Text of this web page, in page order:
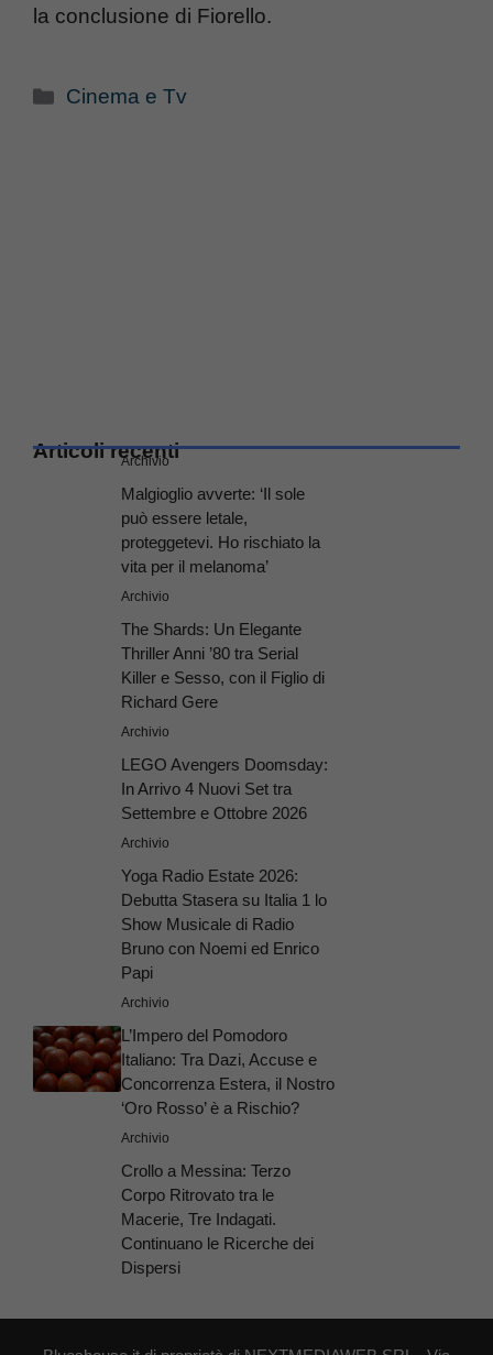
la conclusione di Fiorello.
Categorie
Cinema e Tv
Articoli recenti
Archivio
Malgioglio avverte: ‘Il sole
può essere letale,
proteggetevi. Ho rischiato la
vita per il melanoma’
Archivio
The Shards: Un Elegante
Thriller Anni ’80 tra Serial
Killer e Sesso, con il Figlio di
Richard Gere
Archivio
LEGO Avengers Doomsday:
In Arrivo 4 Nuovi Set tra
Settembre e Ottobre 2026
Archivio
Yoga Radio Estate 2026:
Debutta Stasera su Italia 1 lo
Show Musicale di Radio
Bruno con Noemi ed Enrico
Papi
Archivio
L’Impero del Pomodoro
Italiano: Tra Dazi, Accuse e
Concorrenza Estera, il Nostro
‘Oro Rosso’ è a Rischio?
Archivio
Crollo a Messina: Terzo
Corpo Ritrovato tra le
Macerie, Tre Indagati.
Continuano le Ricerche dei
Dispersi